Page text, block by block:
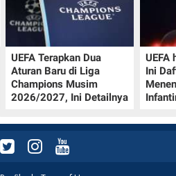
UEFA Terapkan Dua
Aturan Baru di Liga
Champions Musim
2026/2027, Ini Detailnya
UEFA
Ini